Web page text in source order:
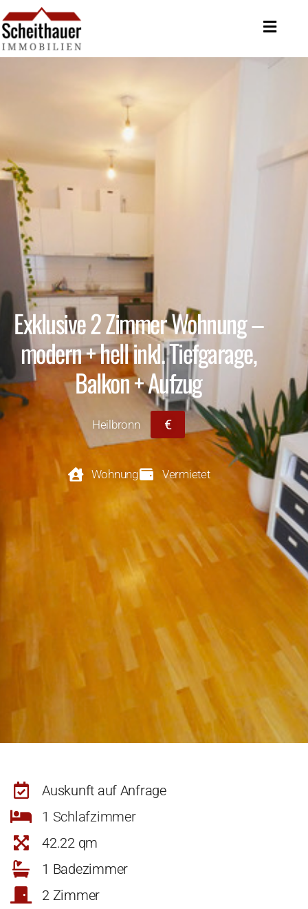
Exklusive 2 Zimmer Wohnung –
modern + hell inkl. Tiefgarage,
Balkon + Aufzug
Heilbronn €
Wohnung Vermietet
Auskunft auf Anfrage
1 Schlafzimmer
42.22 qm
1 Badezimmer
2 Zimmer